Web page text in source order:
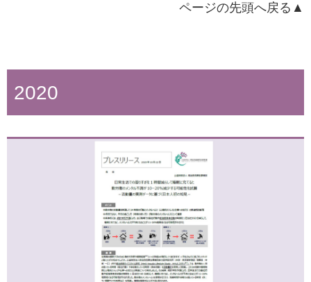
2021年2月25日
高齢者向けオンライン健康づくりシステムの共同実証研究
ページの先頭へ戻る▲
2020